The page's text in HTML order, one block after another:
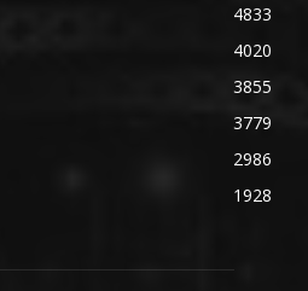
4833
4020
3855
3779
2986
1928